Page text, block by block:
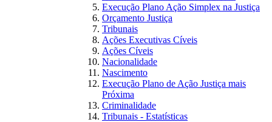
Execução Plano Ação Simplex na Justiça
Orçamento Justiça
Tribunais
Ações Executivas Cíveis
Ações Cíveis
Nacionalidade
Nascimento
Execução Plano de Ação Justiça mais
Próxima
Criminalidade
Tribunais - Estatísticas